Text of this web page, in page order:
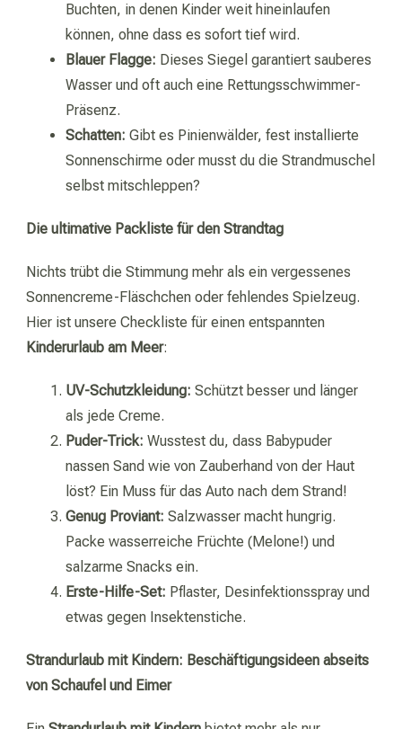
Buchten, in denen Kinder weit hineinlaufen
können, ohne dass es sofort tief wird.
Blauer Flagge: Dieses Siegel garantiert sauberes
Wasser und oft auch eine Rettungsschwimmer-
Präsenz.
Schatten: Gibt es Pinienwälder, fest installierte
Sonnenschirme oder musst du die Strandmuschel
selbst mitschleppen?
Die ultimative Packliste für den Strandtag
Nichts trübt die Stimmung mehr als ein vergessenes
Sonnencreme-Fläschchen oder fehlendes Spielzeug.
Hier ist unsere Checkliste für einen entspannten
Kinderurlaub am Meer:
UV-Schutzkleidung: Schützt besser und länger
als jede Creme.
Puder-Trick: Wusstest du, dass Babypuder
nassen Sand wie von Zauberhand von der Haut
löst? Ein Muss für das Auto nach dem Strand!
Genug Proviant: Salzwasser macht hungrig.
Packe wasserreiche Früchte (Melone!) und
salzarme Snacks ein.
Erste-Hilfe-Set: Pflaster, Desinfektionsspray und
etwas gegen Insektenstiche.
Strandurlaub mit Kindern: Beschäftigungsideen abseits
von Schaufel und Eimer